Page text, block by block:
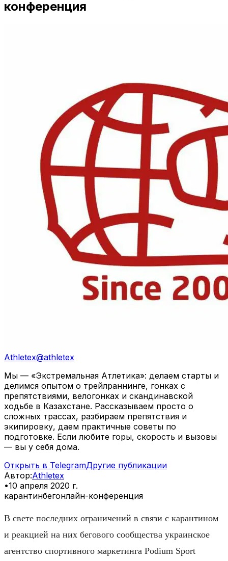
конференция
Athletex@athletex
Мы — «Экстремальная Атлетика»: делаем старты и
делимся опытом о трейлраннинге, гонках с
препятствиями, велогонках и скандинавской
ходьбе в Казахстане. Рассказываем просто о
сложных трассах, разбираем препятствия и
экипировку, даем практичные советы по
подготовке. Если любите горы, скорость и вызовы
— вы у себя дома.
Открыть в TelegramДругие публикации
Автор:Athletex
•10 апреля 2020 г.
карантинбегонлайн-конференция
В свете последних ограничений в связи с карантином
и реакцией на них бегового сообщества украинское
агентство спортивного маркетинга Podium Sport